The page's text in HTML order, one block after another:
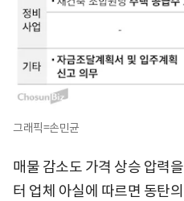
그래픽=손민균
매물 감소도 가격 상승 압력
터 업체 아실에 따르면 동탄